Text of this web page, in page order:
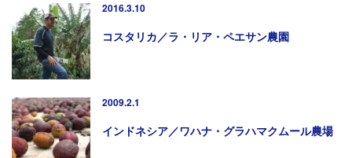
2016.3.10
コスタリカ／ラ・リア・ペエサン農園
2009.2.1
インドネシア／ワハナ・グラハマクムール農場